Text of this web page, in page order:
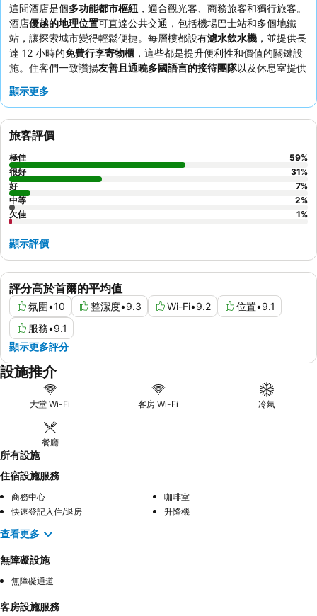
這間酒店是個多功能都市樞紐 ，適合觀光客、商務旅客和獨行旅客。
酒店優越的地理位置可直達公共交通，包括機場巴士站和多個地鐵
站，讓探索城市變得輕鬆便捷。每層樓都設有濾水飲水機 ，並提供長
達 12 小時的免費行李寄物櫃 ，這些都是提升便利性和價值的關鍵設
施。住客們一致讚揚友善且通曉多國語言的接待團隊以及休息室提供
的客房。
顯示更多
評分高於首爾的平均值
氛圍•10 整潔度•9.3 Wi-Fi•9.2 位置•9.1
服務•9.1
顯示更多評分
旅客評價
極佳 59%
很好
31%
好
7%
中等
2%
欠佳
1%
顯示評價
設施推介
大堂 Wi-Fi 客房 Wi-Fi 冷氣
餐廳
所有設施
住宿設施服務
商務中心
咖啡室
快速登記入住/退房
升降機
查看更多
無障礙設施
無障礙通道
客房設施服務